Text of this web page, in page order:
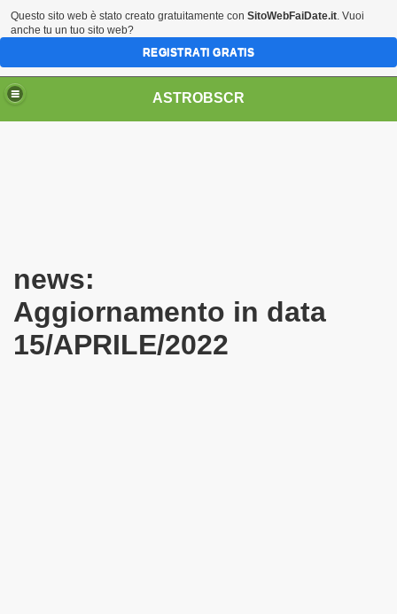
ASTROBSCR
news:
Aggiornamento in data
15/APRILE/2022
ASTEROIDI-STELLE ECC...
Questo sito web è stato creato gratuitamente con SitoWebFaiDate.it. Vuoi
anche tu un tuo sito web?
REGISTRATI GRATIS